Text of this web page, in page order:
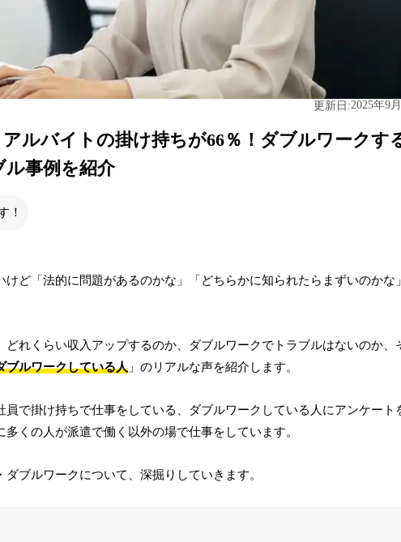
更新日:2025年9
アルバイトの掛け持ちが66％！ダブルワークす
ル事例を紹介
！
ど「法的に問題があるのかな」「どちらかに知られたらまずいのかな」
どれくらい収入アップするのか、ダブルワークでトラブルはないのか、
ブルワークしている人」のリアルな声を紹介します。
員で掛け持ちで仕事をしている、ダブルワークしている人にアンケート
くの人が派遣で働く以外の場で仕事をしています。
ブルワークについて、深掘りしていきます。